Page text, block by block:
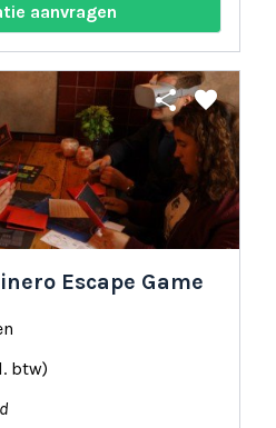
aanvragen
share favorite
Escape Game
btw)